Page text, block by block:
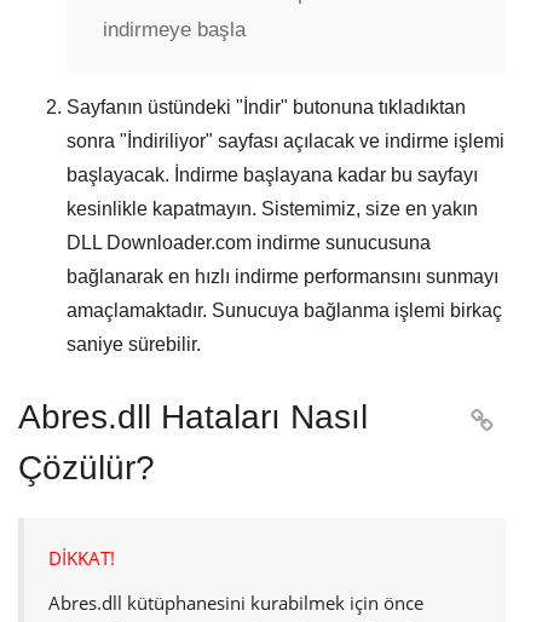
indirmeye başla
Sayfanın üstündeki " İndir" butonuna tıkladıktan
sonra " İndiriliyor" sayfası açılacak ve indirme işlemi
başlayacak. İndirme başlayana kadar bu sayfayı
kesinlikle kapatmayın. Sistemimiz, size en yakın
DLL Downloader.com indirme sunucusuna
bağlanarak en hızlı indirme performansını sunmayı
amaçlamaktadır. Sunucuya bağlanma işlemi birkaç
saniye sürebilir.
Abres.dll Hataları Nasıl
Çözülür?

DİKKAT!
Abres.dll kütüphanesini kurabilmek için önce